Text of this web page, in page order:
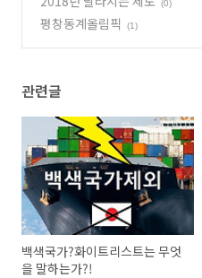
(0)
평창동계올림픽 (1)
관련글
백색국가?화이트리스트는 무엇
을 말하는가?!